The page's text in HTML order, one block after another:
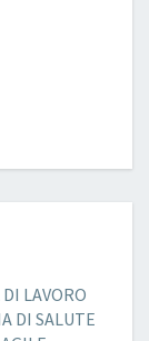
LAVORO
DI SALUTE